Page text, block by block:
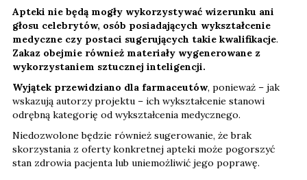
Apteki nie będą mogły wykorzystywać wizerunku ani
głosu celebrytów, osób posiadających wykształcenie
medyczne czy postaci sugerujących takie kwalifikacje.
Zakaz obejmie również materiały wygenerowane z
wykorzystaniem sztucznej inteligencji.
Wyjątek przewidziano dla farmaceutów, ponieważ – jak
wskazują autorzy projektu – ich wykształcenie stanowi
odrębną kategorię od wykształcenia medycznego.
Niedozwolone będzie również sugerowanie, że brak
skorzystania z oferty konkretnej apteki może pogorszyć
stan zdrowia pacjenta lub uniemożliwić jego poprawę.